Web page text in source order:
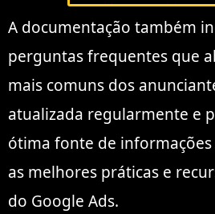
A documentação também
perguntas frequentes que
mais comuns dos
atualizada regularmente e
ótima fonte de
as melhores práticas e
do Google Ads.